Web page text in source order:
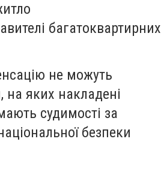
багатоквартирних
не можуть
на яких накладені
судимості за
безпеки